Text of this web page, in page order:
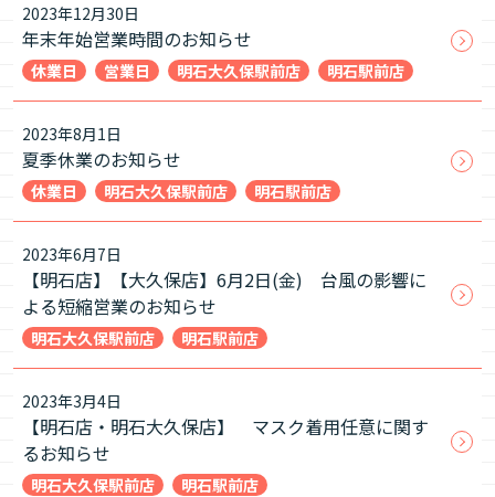
2023年12月30日
年末年始営業時間のお知らせ
休業日 営業日 明石大久保駅前店 明石駅前店
2023年8月1日
夏季休業のお知らせ
休業日 明石大久保駅前店 明石駅前店
2023年6月7日
【明石店】【大久保店】6月2日(金) 台風の影響に
よる短縮営業のお知らせ
明石大久保駅前店 明石駅前店
2023年3月4日
【明石店・明石大久保店】 マスク着用任意に関す
るお知らせ
明石大久保駅前店 明石駅前店